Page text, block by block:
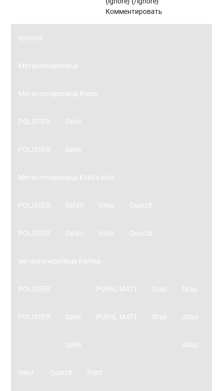
Кровля
Металлочерепица
Металлочерепица Kredo
POLISTER
POLISTER
Satin
Satin
Металлочерепица Kvinta plus
POLISTER
POLISTER
Safari
Safari
Velur
Velur
Quarzit
Quarzit
металлочерепица Kamea
POLISTER
POLISTER Satin
Satin
PURAL MATT
PURAL MATT
Drap
Drap
Drap
Atlas
Atlas
Velur Quarzit Print
Комментировать